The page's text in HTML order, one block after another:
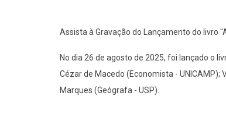
Assista à Gravação do Lançamento do livro
No dia 26 de agosto de 2025, foi lançado o
Cézar de Macedo (Economista -
Marques (Geógrafa - USP).